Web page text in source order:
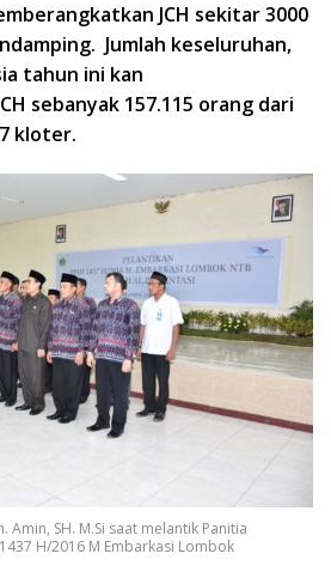
JCH sekitar 3000
Jumlah keseluruhan,
tahun ini kan
sebanyak 157.115 orang dari
kloter.
Amin, SH. M.Si saat melantik Panitia
H/2016 M Embarkasi Lombok